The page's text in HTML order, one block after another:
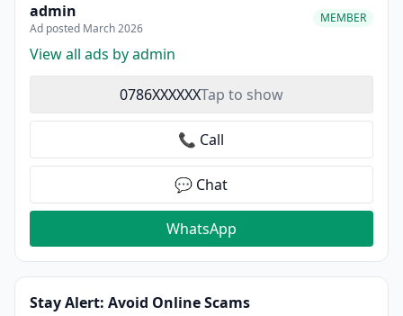
admin
Ad posted March 2026
MEMBER
View all ads by admin
0786XXXXXXTap to show
📞 Call
💬 Chat
WhatsApp
Stay Alert: Avoid Online Scams